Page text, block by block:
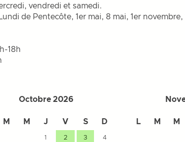
vendredi et samedi.
de Pentecôte, 1er mai, 8 mai, 1er novembre,
18h
Octobre 2026
M M J V S D
1 2 3 4
L M M